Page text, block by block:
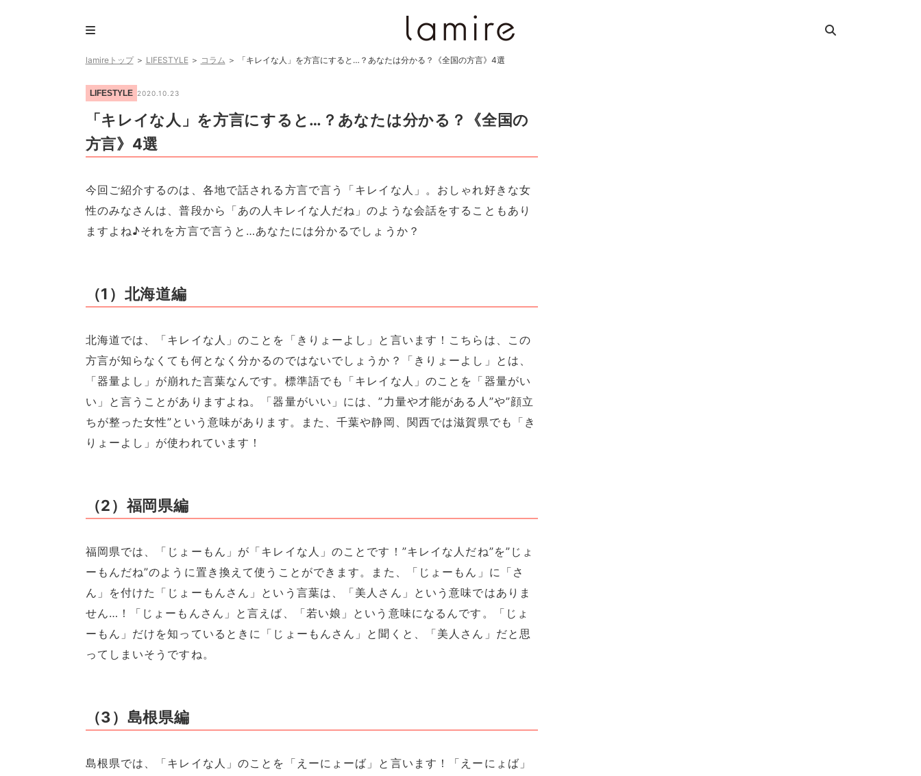
lamireトップ＞ LIFESTYLE＞ コラム ＞ 「キレイな人」を方言にすると…？あなたは分かる？《全国の方言》4選
LIFESTYLE 2020.10.23
「キレイな人」を方言にすると…？あなたは分かる？《全国の
方言》4選
今回ご紹介するのは、各地で話される方言で言う「キレイな人」。おしゃれ好きな女
性のみなさんは、普段から「あの人キレイな人だね」のような会話をすることもあり
ますよね♪それを方言で言うと…あなたには分かるでしょうか？
（1）北海道編
北海道では、「キレイな人」のことを「きりょーよし」と言います！こちらは、この
方言が知らなくても何となく分かるのではないでしょうか？「きりょーよし」とは、
「器量よし」が崩れた言葉なんです。標準語でも「キレイな人」のことを「器量がい
い」と言うことがありますよね。「器量がいい」には、”力量や才能がある人”や”顔立
ちが整った女性”という意味があります。また、千葉や静岡、関西では滋賀県でも「き
りょーよし」が使われています！
（2）福岡県編
福岡県では、「じょーもん」が「キレイな人」のことです！”キレイな人だね”を”じょ
ーもんだね”のように置き換えて使うことができます。また、「じょーもん」に「さ
ん」を付けた「じょーもんさん」という言葉は、「美人さん」という意味ではありま
せん…！「じょーもんさん」と言えば、「若い娘」という意味になるんです。「じょ
ーもん」だけを知っているときに「じょーもんさん」と聞くと、「美人さん」だと思
ってしまいそうですね。
（3）島根県編
島根県では、「キレイな人」のことを「えーにょーば」と言います！「えーにょば」